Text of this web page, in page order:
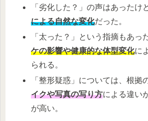
「劣化した？」の声はあったけ
による自然な変化だった。
「太った？」という指摘もあっ
ケの影響や健康的な体型変化に
られる。
「整形疑惑」については、根拠
イクや写真の写り方による違い
が高い。